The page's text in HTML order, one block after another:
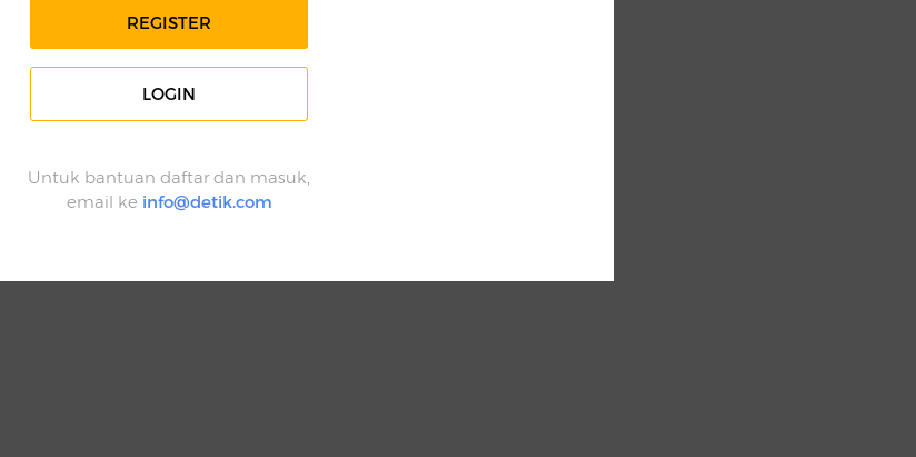
REGISTER
LOGIN
Untuk bantuan daftar dan masuk,
email ke info@detik.com